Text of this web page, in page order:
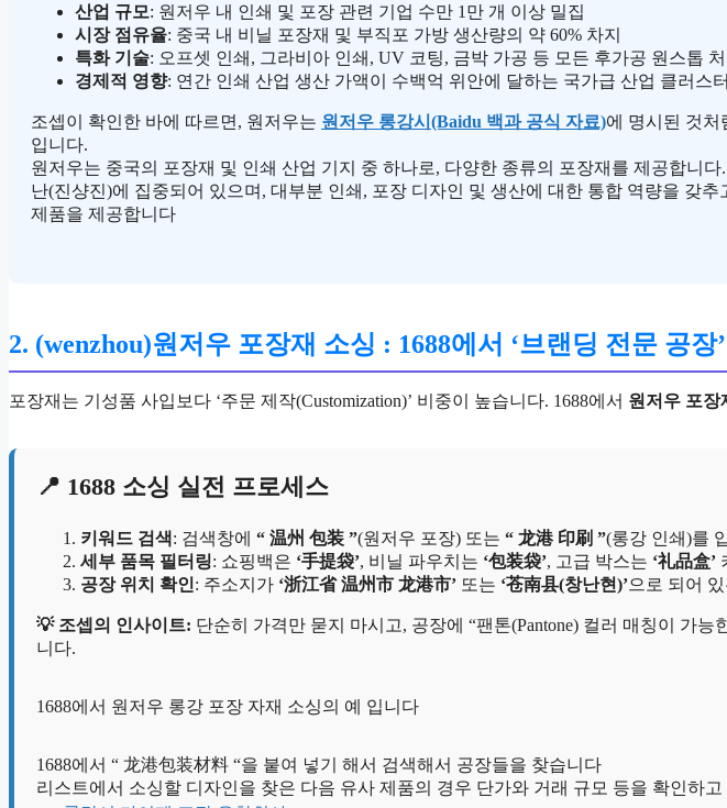
산업 규모: 원저우 내 인쇄 및 포장 관련 기업 수만 1만 개 이상 밀집
시장 점유율: 중국 내 비닐 포장재 및 부직포 가방 생산량의 약 60% 차지
특화 기술: 오프셋 인쇄, 그라비아 인쇄, UV 코팅, 금박 가공 등 모든 후가공 원스톱 처
경제적 영향: 연간 인쇄 산업 생산 가액이 수백억 위안에 달하는 국가급 산업 클러스터
조셉이 확인한 바에 따르면, 원저우는 원저우 롱강시(Baidu 백과 공식 자료)에 명시된 것처
입니다.
원저우는 중국의 포장재 및 인쇄 산업 기지 중 하나로, 다양한 종류의 포장재를 제공합니
난(진샹진)에 집중되어 있으며, 대부분 인쇄, 포장 디자인 및 생산에 대한 통합 역량을 갖
제품을 제공합니다
2. (wenzhou)원저우 포장재 소싱 : 1688에서 ‘브랜딩 전문 공장
포장재는 기성품 사입보다 ‘주문 제작(Customization)’ 비중이 높습니다. 1688에서 원저우 포장
📍 1688 소싱 실전 프로세스
키워드 검색: 검색창에 “ 温州 包装 ”(원저우 포장) 또는 “ 龙港 印刷 ”(롱강 인쇄)를
세부 품목 필터링: 쇼핑백은 ‘手提袋’, 비닐 파우치는 ‘包装袋’, 고급 박스는 ‘礼品盒’
공장 위치 확인: 주소지가 ‘浙江省 温州市 龙港市’ 또는 ‘苍南县(창난현)’으로 되어
💡 조셉의 인사이트: 단순히 가격만 묻지 마시고, 공장에 “팬톤(Pantone) 컬러 매칭이 가
니다.
1688에서 원저우 롱강 포장 자재 소싱의 예 입니다
1688에서 “ 龙港包装材料 “을 붙여 넣기 해서 검색해서 공장들을 찾습니다
리스트에서 소싱할 디자인을 찾은 다음 유사 제품의 경우 단가와 거래 규모 등을 확인하